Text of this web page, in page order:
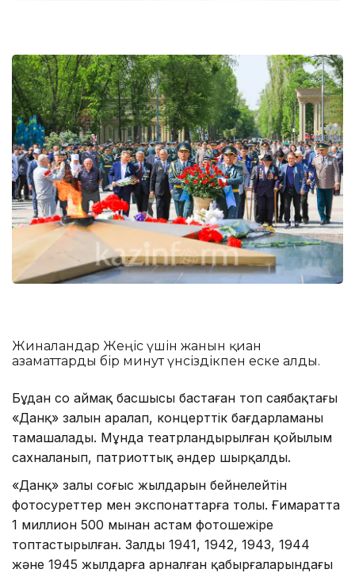
Жиналғандар Жеңіс үшін жанын қиған
азаматтарды бір минут үнсіздікпен еске алды.
Бұдан соң аймақ басшысы бастаған топ саябақтағы
«Данқ» залын аралап, концерттік бағдарламаны
тамашалады. Мұнда театрландырылған қойылым
сахналанып, патриоттық әндер шырқалды.
«Данқ» залы соғыс жылдарын бейнелейтін
фотосуреттер мен экспонаттарға толы. Ғимаратта
1 миллион 500 мыңнан астам фотошежіре
топтастырылған. Залдың 1941, 1942, 1943, 1944
және 1945 жылдарға арналған қабырғаларындағы